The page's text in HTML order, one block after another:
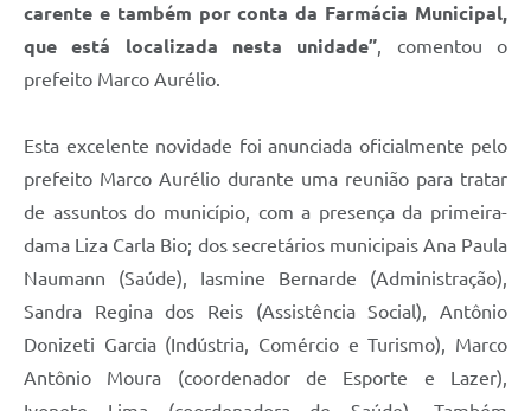
carente e também por conta da Farmácia Municipal,
que está localizada nesta unidade” , comentou o
prefeito Marco Aurélio.
Esta excelente novidade foi anunciada oficialmente pelo
prefeito Marco Aurélio durante uma reunião para tratar
de assuntos do município, com a presença da primeira-
dama Liza Carla Bio; dos secretários municipais Ana Paula
Naumann (Saúde), Iasmine Bernarde (Administração),
Sandra Regina dos Reis (Assistência Social), Antônio
Donizeti Garcia (Indústria, Comércio e Turismo), Marco
Antônio Moura (coordenador de Esporte e Lazer),